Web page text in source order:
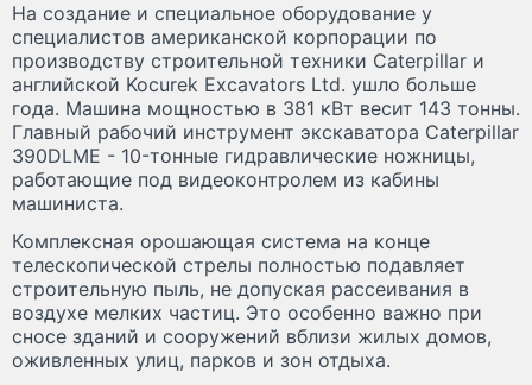
На создание и специальное оборудование у
специалистов американской корпорации по
производству строительной техники Caterpillar и
английской Kocurek Excavators Ltd. ушло больше
года. Машина мощностью в 381 кВт весит 143 тонны.
Главный рабочий инструмент экскаватора Caterpillar
390DLME - 10-тонные гидравлические ножницы,
работающие под видеоконтролем из кабины
машиниста.
Комплексная орошающая система на конце
телескопической стрелы полностью подавляет
строительную пыль, не допуская рассеивания в
воздухе мелких частиц. Это особенно важно при
сносе зданий и сооружений вблизи жилых домов,
оживленных улиц, парков и зон отдыха.